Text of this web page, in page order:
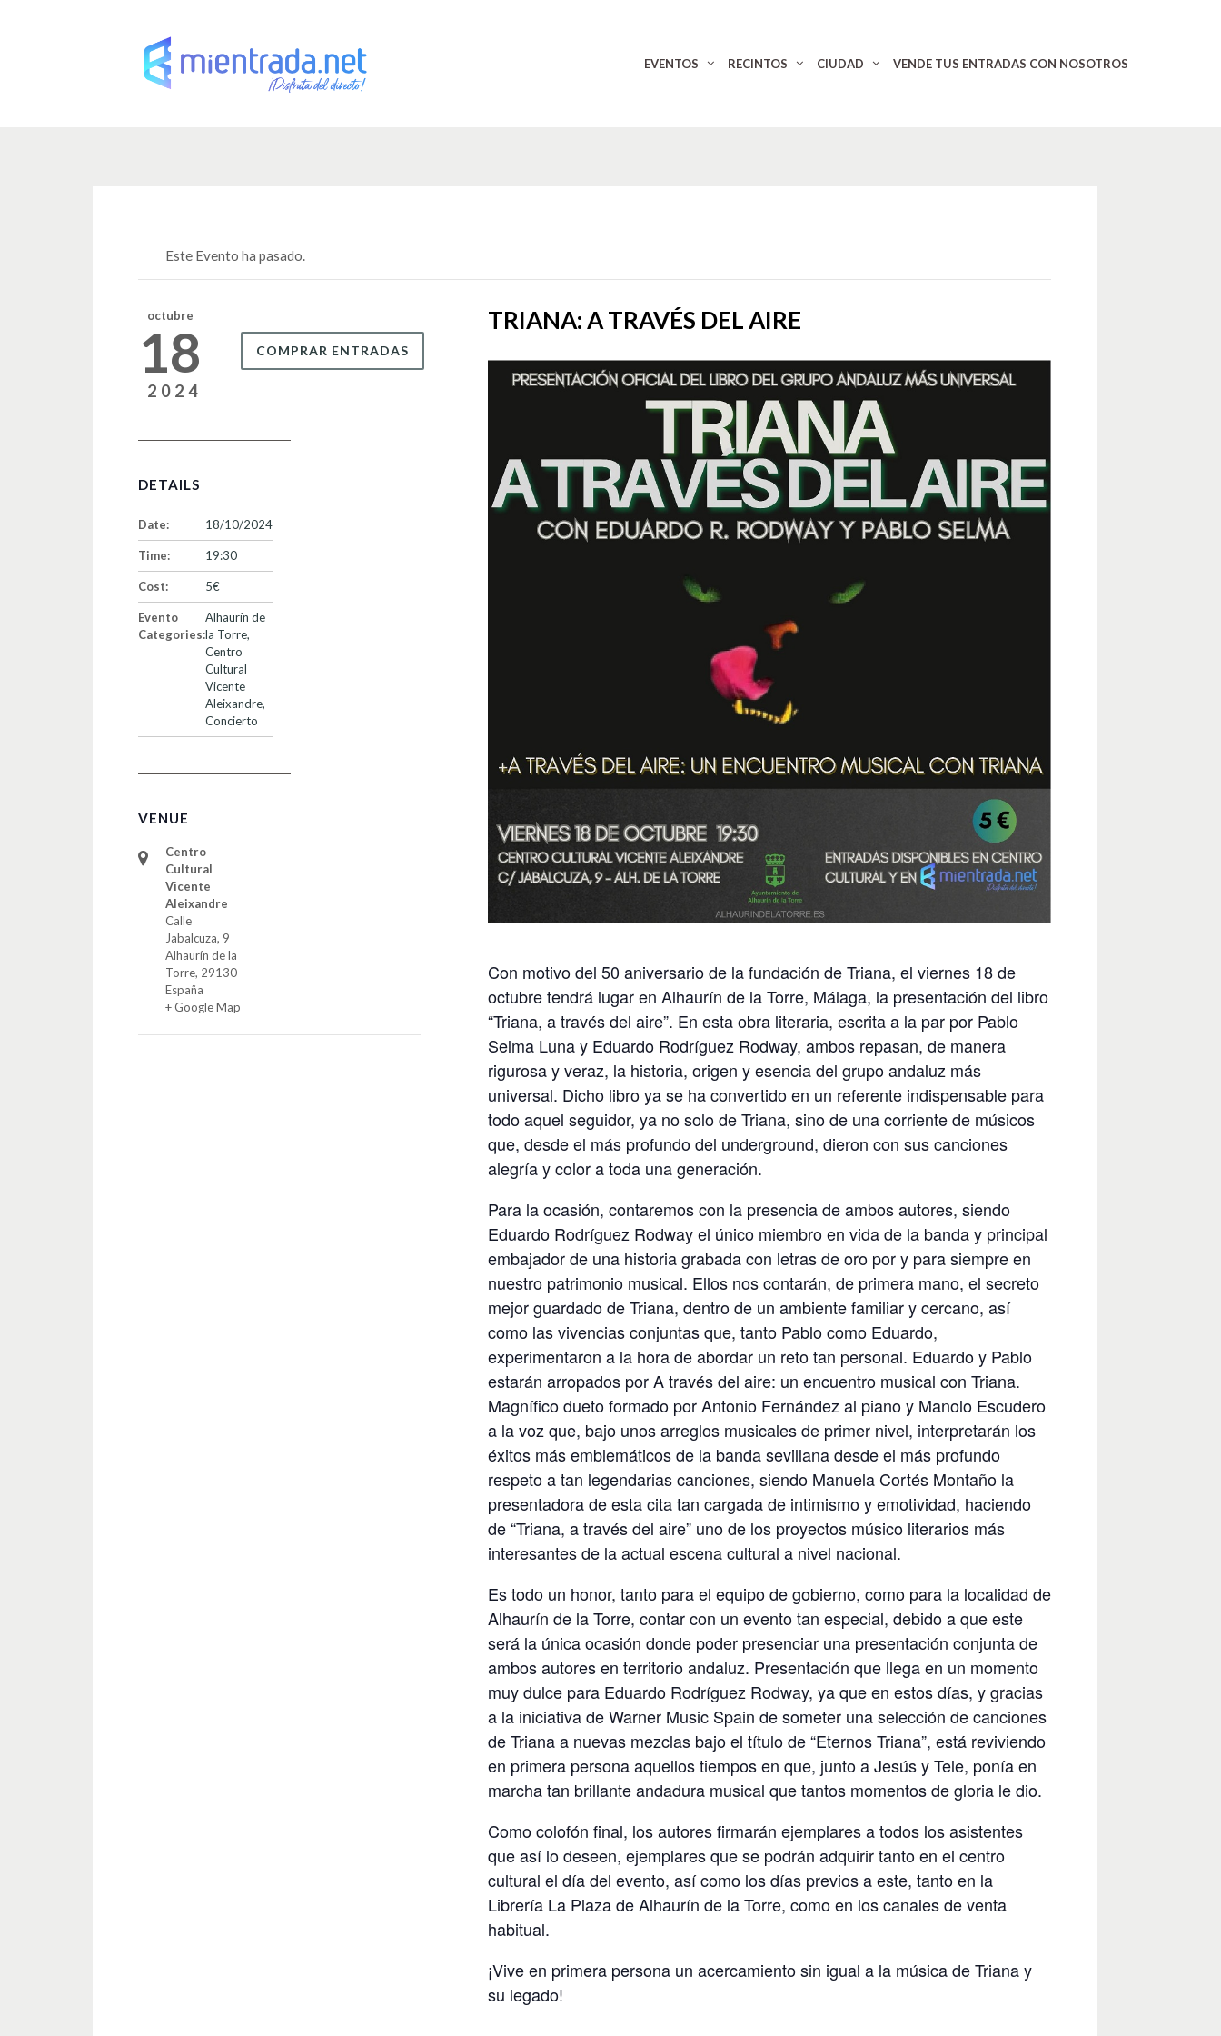
EVENTOS RECINTOS CIUDAD VENDE TUS ENTRADAS CON NOSOTROS
Este Evento ha pasado.
TRIANA: A TRAVÉS DEL AIRE
Con motivo del 50 aniversario de la fundación de Triana, el viernes 18 de
octubre tendrá lugar en Alhaurín de la Torre, Málaga, la presentación del libro
“Triana, a través del aire”. En esta obra literaria, escrita a la par por Pablo
Selma Luna y Eduardo Rodríguez Rodway, ambos repasan, de manera
rigurosa y veraz, la historia, origen y esencia del grupo andaluz más
universal. Dicho libro ya se ha convertido en un referente indispensable para
todo aquel seguidor, ya no solo de Triana, sino de una corriente de músicos
que, desde el más profundo del underground, dieron con sus canciones
alegría y color a toda una generación.
Para la ocasión, contaremos con la presencia de ambos autores, siendo
Eduardo Rodríguez Rodway el único miembro en vida de la banda y principal
embajador de una historia grabada con letras de oro por y para siempre en
nuestro patrimonio musical. Ellos nos contarán, de primera mano, el secreto
mejor guardado de Triana, dentro de un ambiente familiar y cercano, así
como las vivencias conjuntas que, tanto Pablo como Eduardo,
experimentaron a la hora de abordar un reto tan personal. Eduardo y Pablo
estarán arropados por A través del aire: un encuentro musical con Triana.
Magnífico dueto formado por Antonio Fernández al piano y Manolo Escudero
a la voz que, bajo unos arreglos musicales de primer nivel, interpretarán los
éxitos más emblemáticos de la banda sevillana desde el más profundo
respeto a tan legendarias canciones, siendo Manuela Cortés Montaño la
presentadora de esta cita tan cargada de intimismo y emotividad, haciendo
de “Triana, a través del aire” uno de los proyectos músico literarios más
interesantes de la actual escena cultural a nivel nacional.
Es todo un honor, tanto para el equipo de gobierno, como para la localidad de
Alhaurín de la Torre, contar con un evento tan especial, debido a que este
será la única ocasión donde poder presenciar una presentación conjunta de
ambos autores en territorio andaluz. Presentación que llega en un momento
muy dulce para Eduardo Rodríguez Rodway, ya que en estos días, y gracias
a la iniciativa de Warner Music Spain de someter una selección de canciones
de Triana a nuevas mezclas bajo el título de “Eternos Triana”, está reviviendo
en primera persona aquellos tiempos en que, junto a Jesús y Tele, ponía en
marcha tan brillante andadura musical que tantos momentos de gloria le dio.
Como colofón final, los autores firmarán ejemplares a todos los asistentes
que así lo deseen, ejemplares que se podrán adquirir tanto en el centro
cultural el día del evento, así como los días previos a este, tanto en la
Librería La Plaza de Alhaurín de la Torre, como en los canales de venta
habitual.
¡Vive en primera persona un acercamiento sin igual a la música de Triana y
su legado!
octubre
18
2024
COMPRAR ENTRADAS
DETAILS
Date: 18/10/2024
Time: 19:30
Cost: 5€
Evento
Categories:
Alhaurín de
la Torre,
Centro
Cultural
Vicente
Aleixandre,
Concierto
VENUE
Centro
Cultural
Vicente
Aleixandre
Calle
Jabalcuza, 9
Alhaurín de la
Torre, 29130
España
+ Google Map